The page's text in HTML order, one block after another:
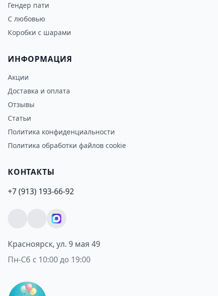
Гендер пати
С любовью
Коробки с шарами
ИНФОРМАЦИЯ
Акции
Доставка и оплата
Отзывы
Статьи
Политика конфиденциальности
Политика обработки файлов cookie
КОНТАКТЫ
+7 (913) 193-66-92
Красноярск, ул. 9 мая 49
Пн-Сб с 10:00 до 19:00